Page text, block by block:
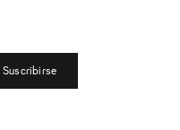
Suscribirse